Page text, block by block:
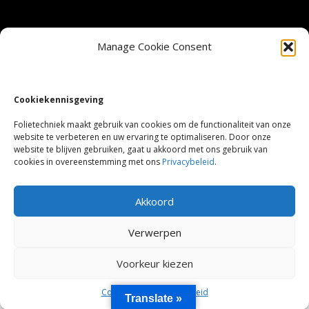
Manage Cookie Consent
Cookiekennisgeving
Folietechniek maakt gebruik van cookies om de functionaliteit van onze
website te verbeteren en uw ervaring te optimaliseren. Door onze
website te blijven gebruiken, gaat u akkoord met ons gebruik van
cookies in overeenstemming met ons Privacybeleid.
Akkoord
Verwerpen
Voorkeur kiezen
Cookie Policy Privacy Beleid
Veel gestelde vragen
Sitemap
©2023 Folietechniek.be
Translate »